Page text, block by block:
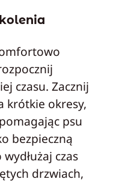
czasu. Zacznij
krótkie okresy,
psu
bezpieczną
czas
drzwiach,